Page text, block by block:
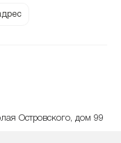
Островского, дом 99